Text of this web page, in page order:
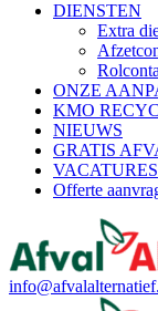
DIENSTEN
Extra
ONZE
KMO
NIEUWS
GRATIS
VACATURES
Offerte